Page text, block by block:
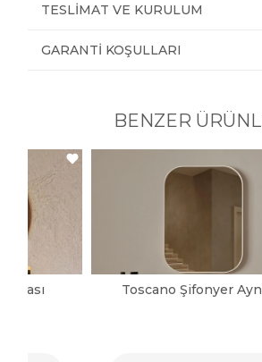
TESLIMAT VE KURULUM
GARANTI KOŞULLARI
BENZER
Toscano Şifonyer